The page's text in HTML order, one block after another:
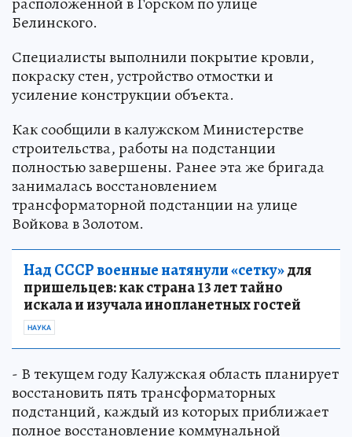
Белинского.
Специалисты выполнили покрытие кровли,
покраску стен, устройство отмостки и
усиление конструкции объекта.
Как сообщили в калужском Министерстве
строительства, работы на подстанции
полностью завершены. Ранее эта же бригада
занималась восстановлением
трансформаторной подстанции на улице
Войкова в Золотом.
Над СССР военные натянули «сетку»для
пришельцев: как страна 13 лет тайно
искала и изучала инопланетных гостей
НАУКА
- В текущем году Калужская область планирует
восстановить пять трансформаторных
подстанций, каждый из которых приближает
полное восстановление коммунальной